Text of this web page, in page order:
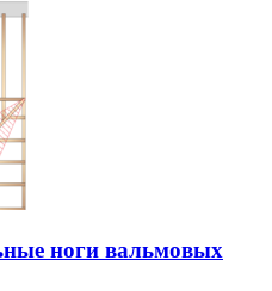
ноги вальмовых